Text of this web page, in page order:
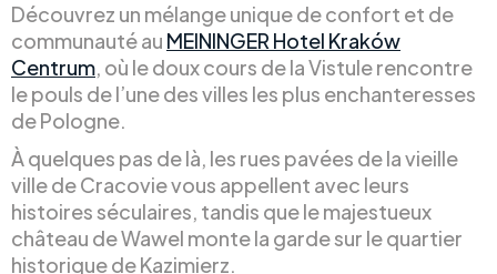
Découvrez un mélange unique de confort et de
communauté au MEININGER Hotel Kraków
Centrum, où le doux cours de la Vistule rencontre
le pouls de l’une des villes les plus enchanteresses
de Pologne.
À quelques pas de là, les rues pavées de la vieille
ville de Cracovie vous appellent avec leurs
histoires séculaires, tandis que le majestueux
château de Wawel monte la garde sur le quartier
historique de Kazimierz.